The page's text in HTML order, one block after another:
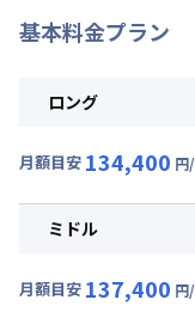
基本料金プラン
ロング
月額目安 134,400 円
月額賃料目安(30日利
光熱費他 : 24,000円/
ミドル
月額目安 137,400 円